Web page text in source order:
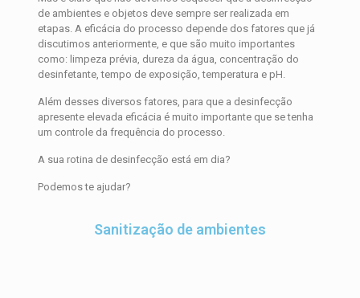
de ambientes e objetos deve sempre ser realizada em
etapas. A eficácia do processo depende dos fatores que já
discutimos anteriormente, e que são muito importantes
como: limpeza prévia, dureza da água, concentração do
desinfetante, tempo de exposição, temperatura e pH.
Além desses diversos fatores, para que a desinfecção
apresente elevada eficácia é muito importante que se tenha
um controle da frequência do processo.
A sua rotina de desinfecção está em dia?
Podemos te ajudar?
Sanitização de ambientes